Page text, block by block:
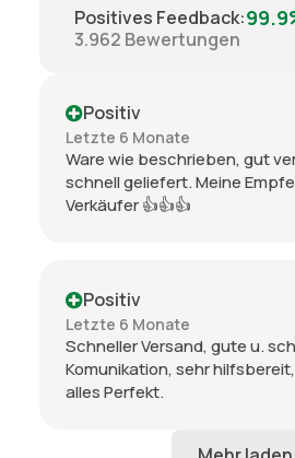
Positives Feedback:
3.962 Bewertungen
Positiv
Letzte 6 Monate
Ware wie beschrieben, gut
schnell geliefert. Meine
Verkäufer 👍👍👍
Positiv
Letzte 6 Monate
Schneller Versand, gute u.
Komunikation, sehr
alles Perfekt.